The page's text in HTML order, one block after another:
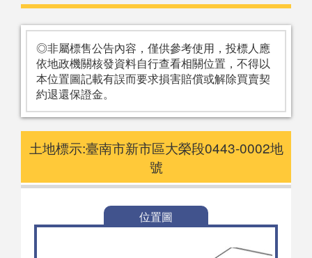
◎非屬標售公告內容，僅供參考使用，投標人應
依地政機關核發資料自行查看相關位置，不得以
本位置圖記載有誤而要求損害賠償或解除買賣契
約退還保證金。
土地標示:臺南市新市區大榮段0443-0002地
號
位置圖